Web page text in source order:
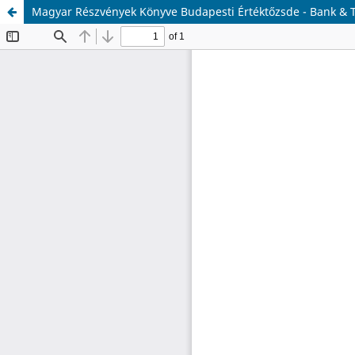
Magyar Részvények Könyve Budapesti Értéktőzsde - Bank &